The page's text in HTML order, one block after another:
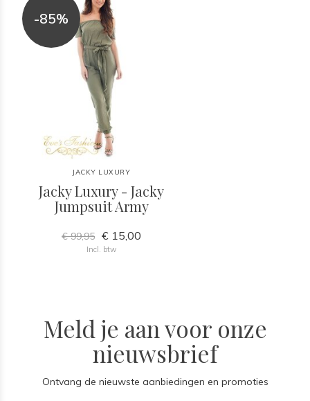
-85%
JACKY LUXURY
Jacky Luxury - Jacky
Jumpsuit Army
€ 99,95 € 15,00
Incl. btw
Meld je aan voor onze
nieuwsbrief
Ontvang de nieuwste aanbiedingen en promoties